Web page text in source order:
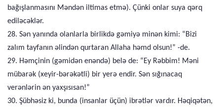
bağışlanmasını Məndən iltimas etmə). Çünki onlar suya qərq
ediləcəklər.
28. Sən yanında olanlarla birlikdə gəmiyə minən kimi: “Bizi
zalım tayfanın əlindən qurtaran Allaha həmd olsun!” -de.
29. Həmçinin (gəmidən enəndə) belə de: “Ey Rəbbim! Məni
mübarək (xeyir-bərəkətli) bir yerə endir. Sən sığınacaq
verənlərin ən yaxşısısan!”
30. Şübhəsiz ki, bunda (insanlar üçün) ibrətlər vardır. Həqiqətən,